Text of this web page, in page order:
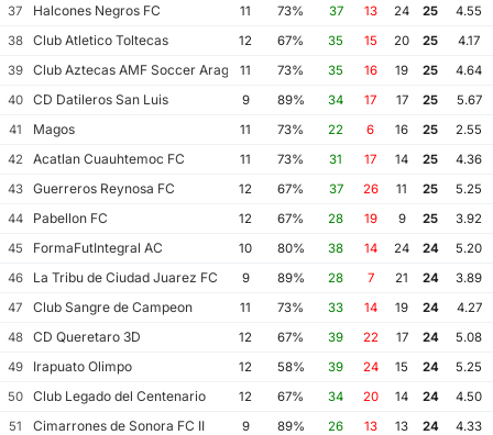
37
Halcones Negros FC 11 73% 37 13 24 25
4.55
38
Club Atletico Toltecas 12 67% 35 15 20 25
4.17
39
Club Aztecas AMF Soccer Aragon11 73% 35 16 19 25
4.64
40
CD Datileros San Luis 9 89% 34 17 17 25
5.67
41
Magos 11 73% 22 6 16 25
2.55
42
Acatlan Cuauhtemoc FC 11 73% 31 17 14 25
4.36
43
Guerreros Reynosa FC 12 67% 37 26 11 25
5.25
44
Pabellon FC 12 67% 28 19 9 25
3.92
45
FormaFutIntegral AC 10 80% 38 14 24 24
5.20
46
La Tribu de Ciudad Juarez FC 9 89% 28 7 21 24
3.89
47
Club Sangre de Campeon 11 73% 33 14 19 24
4.27
48
CD Queretaro 3D 12 67% 39 22 17 24
5.08
49
Irapuato Olimpo 12 58% 39 24 15 24
5.25
50
Club Legado del Centenario 12 67% 34 20 14 24
4.50
51
Cimarrones de Sonora FC II 9 89% 26 13 13 24
4.33